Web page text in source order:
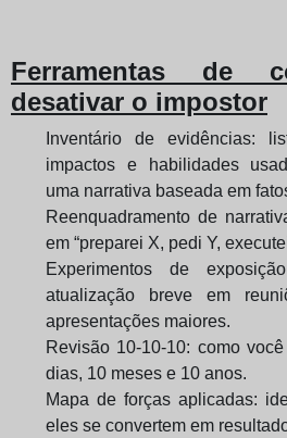
Ferramentas de
desativar o impostor
Inventário de evidências:
impactos e habilidades
uma narrativa baseada em
Reenquadramento de
em “preparei X, pedi Y,
Experimentos de
atualização breve em
apresentações maiores.
Revisão 10-10-10: como
dias, 10 meses e 10 anos.
Mapa de forças aplicadas:
eles se convertem em